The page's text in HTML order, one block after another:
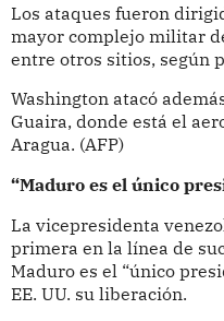
Los ataques fueron
mayor complejo militar
entre otros sitios, según
Washington atacó
Guaira, donde está el
Aragua. (AFP)
“Maduro es el único
La vicepresidenta
primera en la línea de
Maduro es el “único
EE. UU. su liberación.